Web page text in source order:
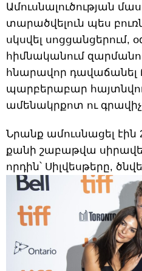
Ամուսնալուծության
տարածվելուն պես
սկսվել սոցցանցերում,
հիմնականում
հնարավոր դավաճանել
պարբերաբար
ամենակրքոտ ու
Նրանք ամուսնացել էին
քանի շաբաթվա
որդին՝ Սիլվեսթերը,